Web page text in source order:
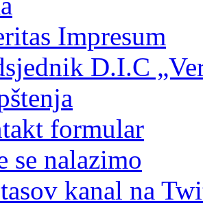
Impresum
D.I.C
formular
se nalazimo
kanal na